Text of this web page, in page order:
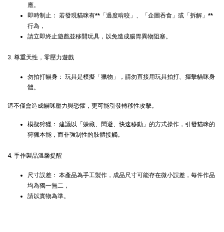
應。
即時制止： 若發現貓咪有**「過度啃咬」、「企圖吞食」或「拆解」**
行為，
請立即終止遊戲並移開玩具，以免造成腸胃異物阻塞。
3. 尊重天性，零壓力遊戲
勿拍打貓身： 玩具是模擬「獵物」，請勿直接用玩具拍打、揮擊貓咪身
體。
這不僅會造成貓咪壓力與恐懼，更可能引發轉移性攻擊。
模擬狩獵： 建議以「躲藏、閃避、快速移動」的方式操作，引發貓咪的
狩獵本能，而非強制性的肢體接觸。
4. 手作製品溫馨提醒
尺寸誤差： 本產品為手工製作，成品尺寸可能存在微小誤差，每件作品
均為獨一無二，
請以實物為準。